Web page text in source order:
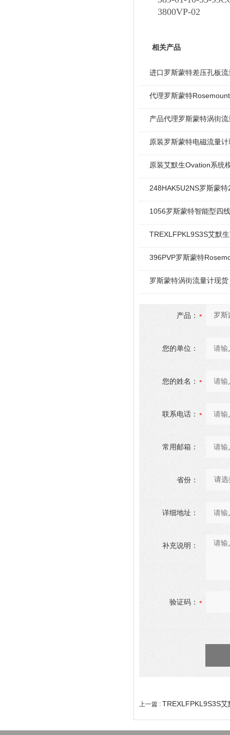
3800VP-02
相关产品
进口罗斯蒙特差压孔板流
代理罗斯蒙特
产品代理罗斯蒙特涡街
原装罗斯蒙特电磁流量
原装艾默生Ovation系统
248HAK5U2NS罗斯蒙
1056罗斯蒙特智能型四
TREXLFPKL9S3S艾默
396PVP罗斯蒙特
罗斯蒙特涡街流量计现货
产品：
您的单位：
您的姓名：
联系电话：
常用邮箱：
省份：
详细地址：
补充说明：
验证码：
上一篇 : TREXLFPKL9S3S